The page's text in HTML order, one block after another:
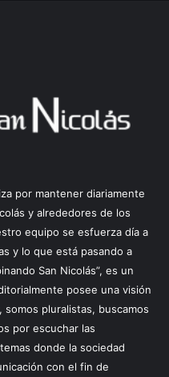
por mantener diariamente
y alrededores de los
equipo se esfuerza día a
y lo que está pasando a
San Nicolás”, es un
posee una visión
pluralistas, buscamos
por escuchar las
donde la sociedad
con el fin de